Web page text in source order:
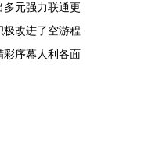
元强力联通更
改进了空游程
彩序幕人利各面